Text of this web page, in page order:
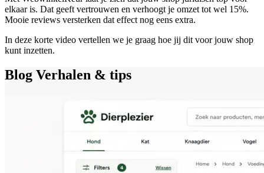
elkaar is. Dat geeft vertrouwen en verhoogt je omzet tot wel 15%.
Mooie reviews versterken dat effect nog eens extra.
In deze korte video vertellen we je graag hoe jij dit voor jouw shop
kunt inzetten.
Blog Verhalen & tips